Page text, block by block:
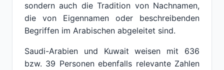
sondern auch die Tradition von Nachnamen,
die von Eigennamen oder beschreibenden
Begriffen im Arabischen abgeleitet sind.
Saudi-Arabien und Kuwait weisen mit 636
bzw. 39 Personen ebenfalls relevante Zahlen